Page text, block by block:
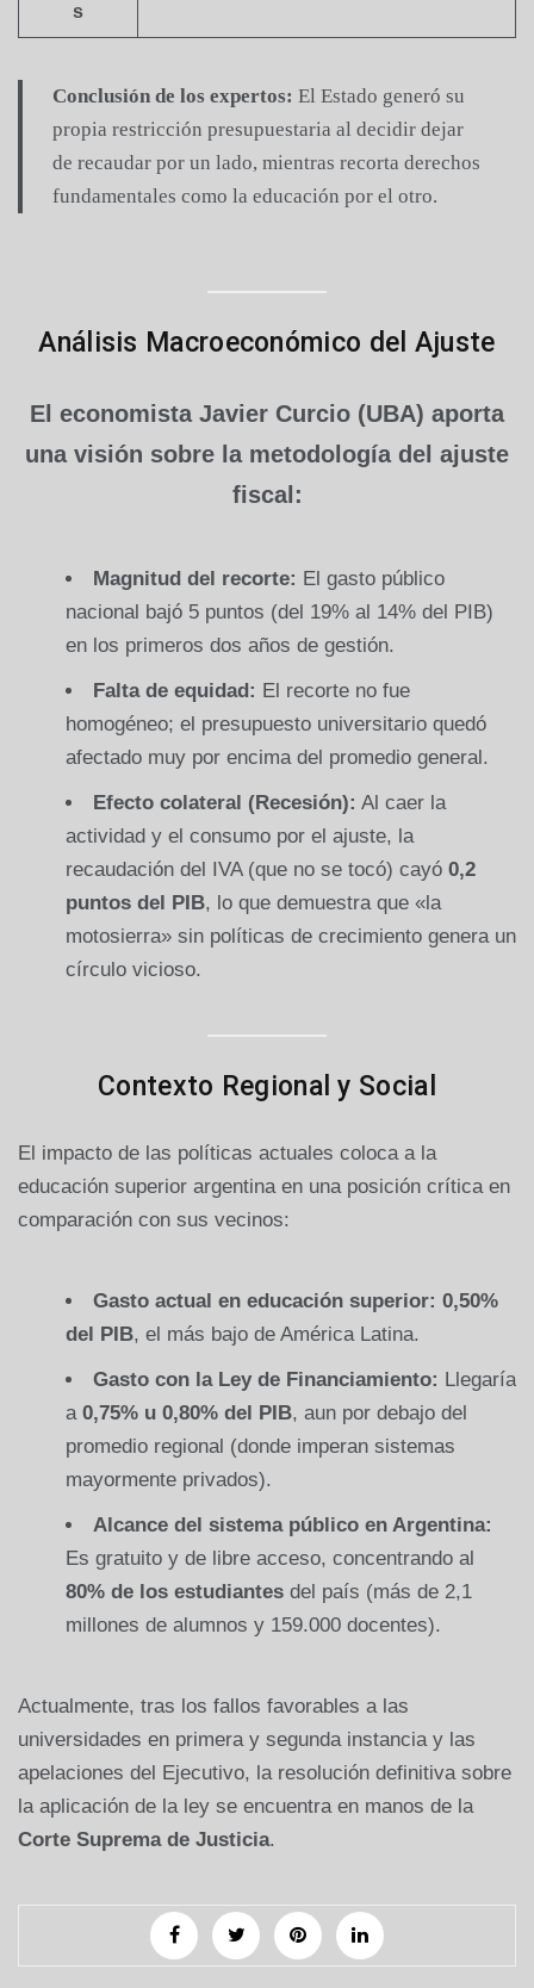
s
Conclusión de los expertos: El Estado generó su
propia restricción presupuestaria al decidir dejar
de recaudar por un lado, mientras recorta derechos
fundamentales como la educación por el otro.
Análisis Macroeconómico del Ajuste
El economista Javier Curcio (UBA) aporta
una visión sobre la metodología del ajuste
fiscal:
Magnitud del recorte: El gasto público
nacional bajó 5 puntos (del 19% al 14% del PIB)
en los primeros dos años de gestión.
Falta de equidad: El recorte no fue
homogéneo; el presupuesto universitario quedó
afectado muy por encima del promedio general.
Efecto colateral (Recesión): Al caer la
actividad y el consumo por el ajuste, la
recaudación del IVA (que no se tocó) cayó 0,2
puntos del PIB, lo que demuestra que «la
motosierra» sin políticas de crecimiento genera un
círculo vicioso.
Contexto Regional y Social
El impacto de las políticas actuales coloca a la
educación superior argentina en una posición crítica en
comparación con sus vecinos:
Gasto actual en educación superior: 0,50%
del PIB, el más bajo de América Latina.
Gasto con la Ley de Financiamiento: Llegaría
a 0,75% u 0,80% del PIB, aun por debajo del
promedio regional (donde imperan sistemas
mayormente privados).
Alcance del sistema público en Argentina:
Es gratuito y de libre acceso, concentrando al
80% de los estudiantes del país (más de 2,1
millones de alumnos y 159.000 docentes).
Actualmente, tras los fallos favorables a las
universidades en primera y segunda instancia y las
apelaciones del Ejecutivo, la resolución definitiva sobre
la aplicación de la ley se encuentra en manos de la
Corte Suprema de Justicia.